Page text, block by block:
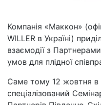
Компанія «Маккон»
WILLER в Україні)
взаємодії з
умов для плідної
Саме тому 12 жовтня в
спеціалізований